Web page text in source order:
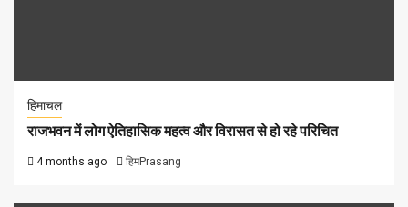
हिमाचल
राजभवन में लोग ऐतिहासिक महत्व और विरासत से हो रहे परिचित
4 months ago हिमPrasang